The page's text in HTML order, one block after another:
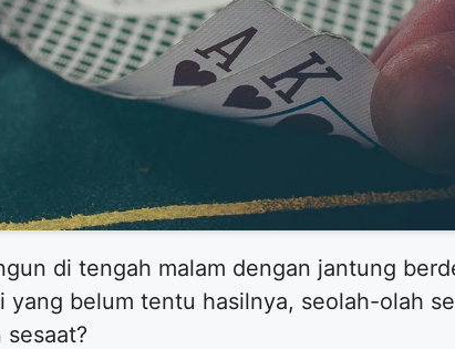
di tengah malam dengan jantung
belum tentu hasilnya, seolah-olah